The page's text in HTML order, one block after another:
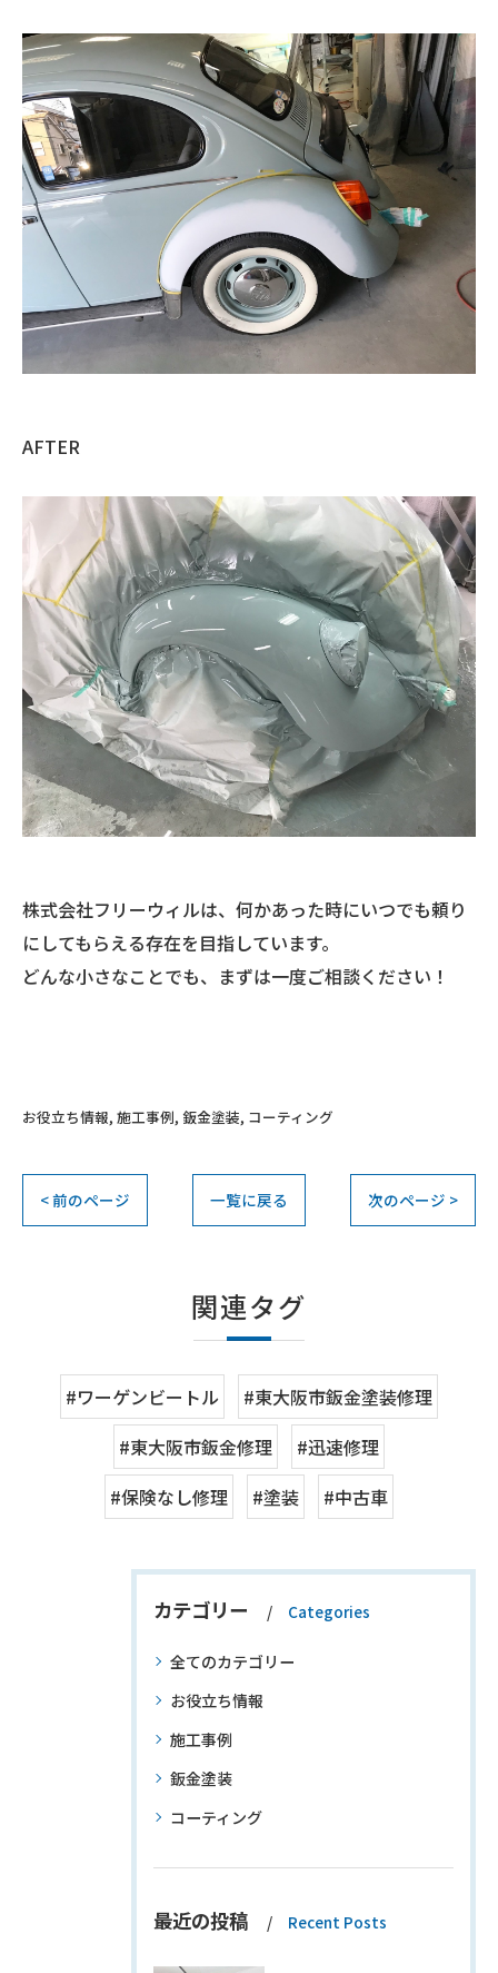
AFTER
株式会社フリーウィルは、何かあった時にいつでも頼り
にしてもらえる存在を目指しています。
どんな小さなことでも、まずは一度ご相談ください！
お役立ち情報 施工事例 鈑金塗装 コーティング
< 前のページ 一覧に戻る 次のページ >
関連タグ
#ワーゲンビートル
#東大阪市鈑金塗装修理
#東大阪市鈑金修理
#迅速修理
#保険なし修理
#塗装 #中古車
カテゴリー Categories
全てのカテゴリー
お役立ち情報
施工事例
鈑金塗装
コーティング
最近の投稿 Recent Posts